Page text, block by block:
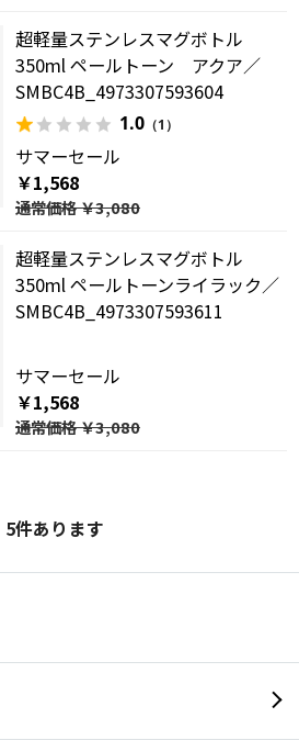
超軽量ステンレスマグボトル
350ml ペールトーン アクア／
SMBC4B_4973307593604
1.0（1）
サマーセール
￥1,568
通常価格￥3,080
超軽量ステンレスマグボトル
350ml ペールトーンライラック／
SMBC4B_4973307593611
サマーセール
￥1,568
通常価格￥3,080
5件あります